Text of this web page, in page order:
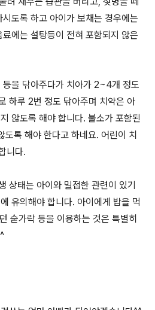
도록 하고 아이가 보채는 경우에는
에는 설탕등이 전혀 포함되지 않은
등을 닦아주다가 치아가 2~4개 정도
하루 2번 정도 닦아주며 치약은 아
않도록 해야 합니다. 불소가 포함된
록 해야 한다고 하네요. 어린이 치
니다.
상태는 아이와 밀접한 관련이 있기
유의해야 합니다. 아이에게 밥을 먹
숟가락 등을 이용하는 것은 특별히